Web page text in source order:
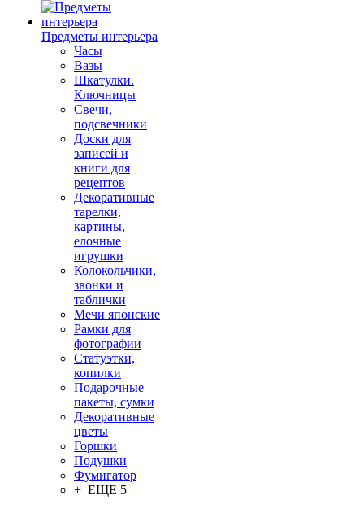
Предметы интерьера
Часы
Вазы
Шкатулки.
Ключницы
Свечи,
подсвечники
Доски для
записей и
книги для
рецептов
Декоративные
тарелки,
картины,
елочные
игрушки
Колокольчики,
звонки и
таблички
Мечи японские
Рамки для
фотографии
Статуэтки,
копилки
Подарочные
пакеты, сумки
Декоративные
цветы
Горшки
Подушки
Фумигатор
+ ЕЩЕ 5